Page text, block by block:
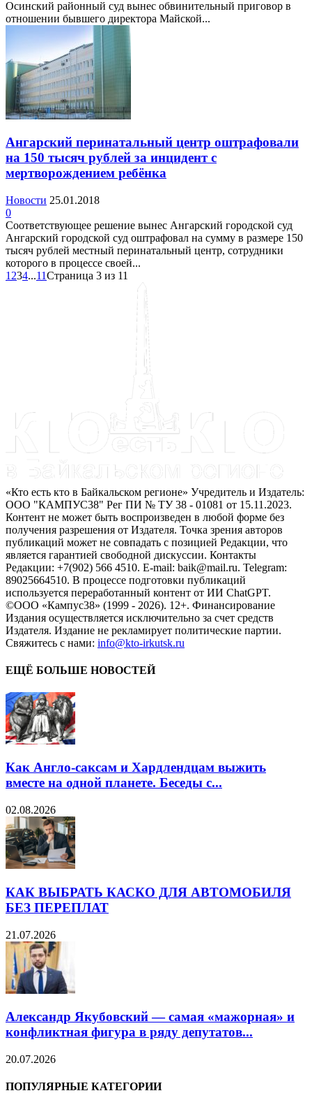
Осинский районный суд вынес обвинительный приговор в
отношении бывшего директора Майской...
Ангарский перинатальный центр оштрафовали
на 150 тысяч рублей за инцидент с
мертворождением ребёнка
Новости 25.01.2018
0
Соответствующее решение вынес Ангарский городской суд
Ангарский городской суд оштрафовал на сумму в размере 150
тысяч рублей местный перинатальный центр, сотрудники
которого в процессе своей...
1 234...11Страница 3 из 11
«Кто есть кто в Байкальском регионе» Учредитель и Издатель:
ООО "КАМПУС38" Рег ПИ № ТУ 38 - 01081 от 15.11.2023.
Контент не может быть воспроизведен в любой форме без
получения разрешения от Издателя. Точка зрения авторов
публикаций может не совпадать с позицией Редакции, что
является гарантией свободной дискуссии. Контакты
Редакции: +7(902) 566 4510. E-mail: baik@mail.ru. Telegram:
89025664510. В процессе подготовки публикаций
используется переработанный контент от ИИ ChatGPT.
©ООО «Кампус38» (1999 - 2026). 12+. Финансирование
Издания осуществляется исключительно за счет средств
Издателя. Издание не рекламирует политические партии.
Свяжитесь с нами: info@kto-irkutsk.ru
ЕЩЁ БОЛЬШЕ НОВОСТЕЙ
Как Англо-саксам и Хардлендцам выжить
вместе на одной планете. Беседы с...
02.08.2026
КАК ВЫБРАТЬ КАСКО ДЛЯ АВТОМОБИЛЯ
БЕЗ ПЕРЕПЛАТ
21.07.2026
Александр Якубовский — самая «мажорная» и
конфликтная фигура в ряду депутатов...
20.07.2026
ПОПУЛЯРНЫЕ КАТЕГОРИИ